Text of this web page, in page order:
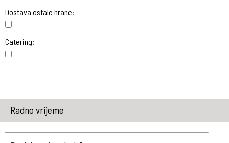
Dostava ostale hrane:
Catering:
Radno vrijeme